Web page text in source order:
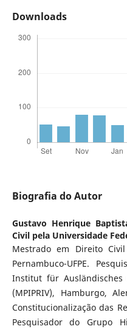
Downloads
Biografia do Autor
Gustavo Henrique
Civil pela Universidade
Mestrado em Direito
Pernambuco-UFPE.
Institut für
(MPIPRIV), Hamburgo,
Constitucionalização das
Pesquisador do Grupo